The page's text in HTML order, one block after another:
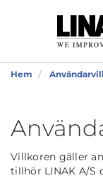
Hem
Villkoren gäller
tillhör LINAK A/S